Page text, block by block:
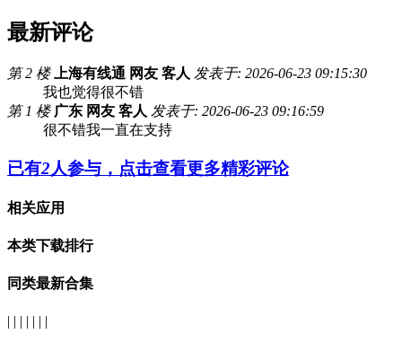
最新评论
第 2 楼 上海有线通 网友 客人 发表于: 2026-06-23 09:15:30
我也觉得很不错
第 1 楼 广东 网友 客人 发表于: 2026-06-23 09:16:59
很不错我一直在支持
已有2人参与，点击查看更多精彩评论
相关应用
本类下载排行
同类最新合集
| | | | | | |